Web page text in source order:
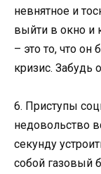
невнятное и
выйти в окно и
– это то, что он
кризис. Забудь
6. Приступы
недовольство
секунду
собой газовый